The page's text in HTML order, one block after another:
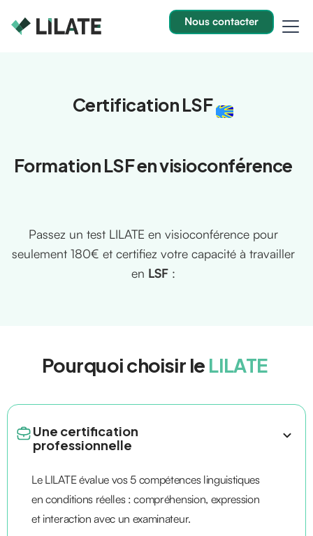
Nous contacter
Certification LSF
Formation LSF en visioconférence
Passez un test LILATE en visioconférence pour
seulement 180€ et certifiez votre capacité à travailler
en LSF:
Pourquoi choisir le LILATE
Une certification
professionnelle
Le LILATE évalue vos 5 compétences linguistiques
en conditions réelles : compréhension, expression
et interaction avec un examinateur.